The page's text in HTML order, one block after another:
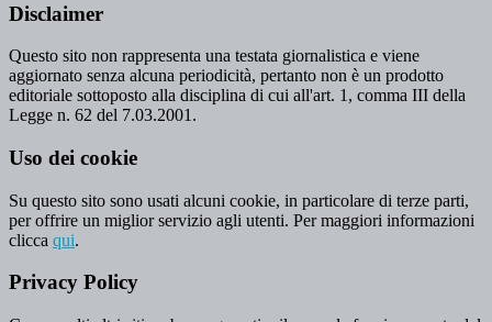
Disclaimer
Questo sito non rappresenta una testata giornalistica e viene
aggiornato senza alcuna periodicità, pertanto non è un prodotto
editoriale sottoposto alla disciplina di cui all'art. 1, comma III della
Legge n. 62 del 7.03.2001.
Uso dei cookie
Su questo sito sono usati alcuni cookie, in particolare di terze parti,
per offrire un miglior servizio agli utenti. Per maggiori informazioni
clicca qui.
Privacy Policy